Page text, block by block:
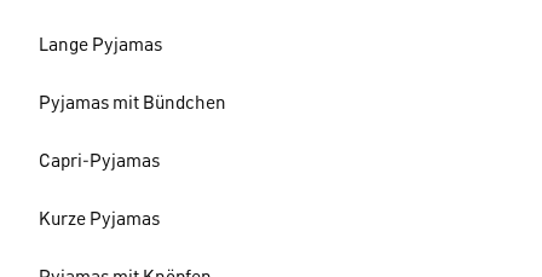
Lange Pyjamas
Pyjamas mit Bündchen
Capri-Pyjamas
Kurze Pyjamas